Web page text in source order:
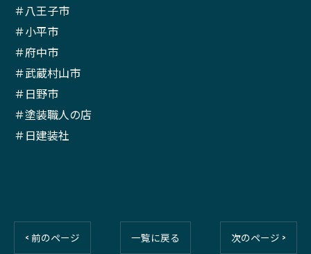
＃八王子市
＃小平市
＃府中市
＃武蔵村山市
＃日野市
＃塗装職人の店
＃日建装社
< 前のページ 一覧に戻る 次のページ >